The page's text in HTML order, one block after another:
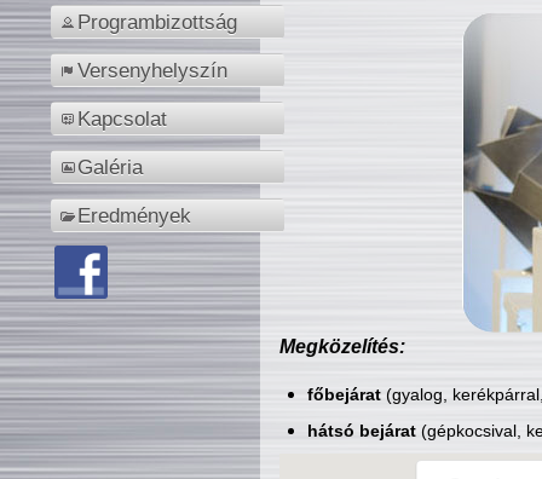
Programbizottság
Versenyhelyszín
Kapcsolat
Galéria
Eredmények
Megközelítés:
főbejárat(gyalog,
hátsó bejárat(gépkocsival,